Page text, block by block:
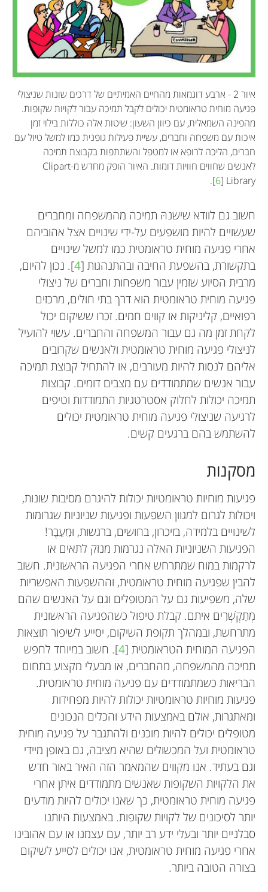
איור 2 - ארבע דוגמאות מהחיים האמיתיים של דרכים שונות שניצולי
פגיעה מוחית טראומטית יכולים לקבל תמיכה עבור לקויות שקופות.
מהפינה השמאלית, עם כיוון השעון: שיטות אלה כוללות בילוי זמן
איכות עם משפחה וחברים, עשיית פעילות גופנית כמו למשל טיול עם
חברים, הליכה לרופא או למטפל והשתתפות בקבוצת תמיכה
לאנשים שחווים חוויות דומות. האיור הופק מחדש מ-Clipart
Library
[
6
].
חשוב גם לוודא שישנהּ תמיכה מהמשפחה ומחברים
שעשויים להיות מושפעים על-ידי שינויים אצל אהוביהם
אחרי פגיעה מוחית טראומטית כמו למשל שינויים
בתקשורת, בהשפעת החיבה ובהתנהגות [4]. נכון להיום,
מרבית הסיוע שזמין עבור משפחות וחברים של ניצולי
פגיעה מוחית טראומטית הוא דרך בתי חולים, מרכזים
רפואיים, קליניקות או קווים חמים. זכרו ששיקום יכול
לקחת זמן מה גם עבור המשפחה והחברים. עשוי להועיל
לניצולי פגיעה מוחית טראומטית ולאנשים שקרובים
אליהם לנסות להיות מעורבים, או להתחיל קבוצת תמיכה
עבור אנשים שמתמודדים עם מצבים דומים. קבוצות
תמיכה יכולות לחלוק אסטרטגיות התמודדות וטיפים
לרגיעה שניצולי פגיעה מוחית טראומטית יכולים
להשתמש בהם ברגעים קשים.
מסקנות
פגיעות מוחיות טראומטיות יכולות להיגרם מסיבות שונות,
ויכולות לגרום למגוון השפעות ופגיעות שניוניות שגרומות
לשינויים בלמידה, בזיכרון, בחושים, ברגשות, וּמֵעֵבֶר!
הפגיעות השניוניות האלה נגרמות מנזק לתאים או
לרקמות במוח שמתרחש אחרי הפגיעה הראשונית. חשוב
להבין שפגיעה מוחית טראומטית, וההשפעות האפשריות
שלה, משפיעות גם על המטופלים וגם על האנשים שהם
מְתַקְשְׁרִים איתם. קבלת טיפול כשהפגיעה הראשונית
מתרחשת, ובמהלך תקופת השיקום, יסייע לשיפור תוצאות
הפגיעה המוחית הטראומטית [4]. חשוב במיוחד לחפש
תמיכה מהמשפחה, מהחברים, או מבעלי מקצוע בתחום
הבריאות כשמתמודדים עם פגיעה מוחית טראומטית.
פגיעות מוחיות טראומטיות יכולות להיות מפחידות
ומאתגרות, אולם באמצעות הידע והכלים הנכונים
מטופלים יכולים להיות מוכנים ולהתגבר על פגיעה מוחית
טראומטית ועל המכשולים שהיא מציבה, גם באופן מיידי
וגם בעתיד. אנו מקווים שהמאמר הזה האיר באור חדש
את הלקויות השקופות שאנשים מתמודדים איתן אחרי
פגיעה מוחית טראומטית, כך שאנו יכולים להיות מודעים
יותר לסיכונים של לקויות שקופות. באמצעות היותנו
סבלניים יותר ובעלי ידע רב יותר, עם עצמנו או עם אהובינו
אחרי פגיעה מוחית טראומטית, אנו יכולים לסייע לשיקום
בצורה הטובה ביותר.